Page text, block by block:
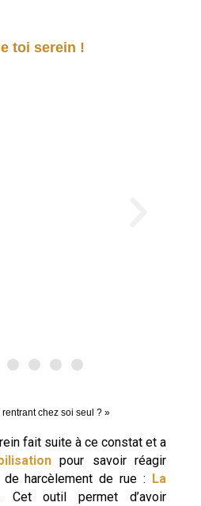
toi serein !
chez soi seul ? »
fait suite à ce constat et a
pour savoir réagir
harcèlement de rue : La
. Cet outil permet d’avoir